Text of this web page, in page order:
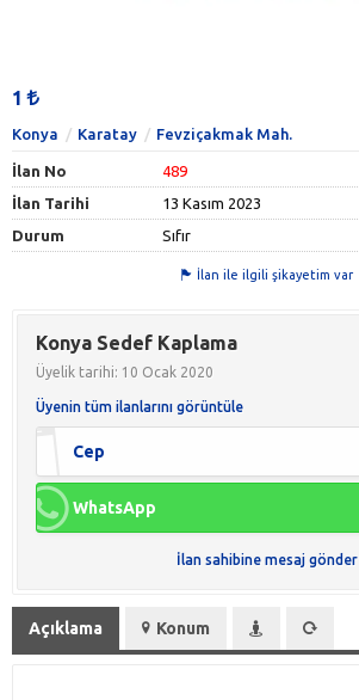
1
Konya Karatay Fevziçakmak Mah.
İlan No
489
İlan Tarihi
13 Kasım 2023
Durum
Sıfır
İlan ile ilgili şikayetim var
Konya Sedef Kaplama
Üyelik tarihi: 10 Ocak 2020
Üyenin tüm ilanlarını görüntüle
Cep
WhatsApp
İlan sahibine mesaj gönder
Açıklama Konum